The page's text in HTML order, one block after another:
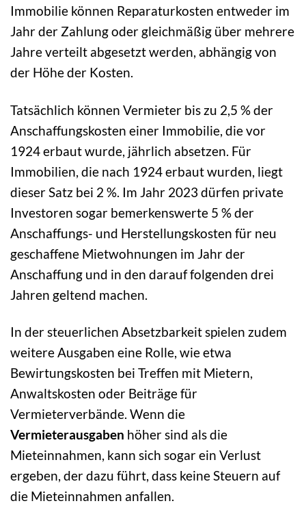
Immobilie können Reparaturkosten entweder im
Jahr der Zahlung oder gleichmäßig über mehrere
Jahre verteilt abgesetzt werden, abhängig von
der Höhe der Kosten.
Tatsächlich können Vermieter bis zu 2,5 % der
Anschaffungskosten einer Immobilie, die vor
1924 erbaut wurde, jährlich absetzen. Für
Immobilien, die nach 1924 erbaut wurden, liegt
dieser Satz bei 2 %. Im Jahr 2023 dürfen private
Investoren sogar bemerkenswerte 5 % der
Anschaffungs- und Herstellungskosten für neu
geschaffene Mietwohnungen im Jahr der
Anschaffung und in den darauf folgenden drei
Jahren geltend machen.
In der steuerlichen Absetzbarkeit spielen zudem
weitere Ausgaben eine Rolle, wie etwa
Bewirtungskosten bei Treffen mit Mietern,
Anwaltskosten oder Beiträge für
Vermieterverbände. Wenn die
Vermieterausgaben höher sind als die
Mieteinnahmen, kann sich sogar ein Verlust
ergeben, der dazu führt, dass keine Steuern auf
die Mieteinnahmen anfallen.